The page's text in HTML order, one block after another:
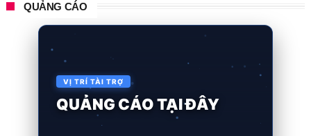
QUẢNG CÁO
VỊ TRÍ TÀI TRỢ
VỊ TRÍ ĐẸP NHẤT